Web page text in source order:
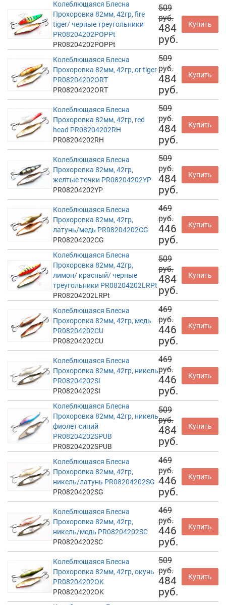
Колеблющаяся Блесна
Прохоровка 82мм, 42гр, fire
tiger/ черные треугольники
PR08204202POPPt
PR08204202POPPt
509
руб.
484
руб.
Купить
Колеблющаяся Блесна
Прохоровка 82мм, 42гр, or tiger
PR08204202ORT
PR08204202ORT
509
руб.
484
руб.
Купить
Колеблющаяся Блесна
Прохоровка 82мм, 42гр, red
head PR08204202RH
PR08204202RH
509
руб.
484
руб.
Купить
Колеблющаяся Блесна
Прохоровка 82мм, 42гр,
желтые точки PR08204202YP
PR08204202YP
509
руб.
484
руб.
Купить
Колеблющаяся Блесна
Прохоровка 82мм, 42гр,
латунь/медь PR08204202CG
PR08204202CG
469
руб.
446
руб.
Купить
Колеблющаяся Блесна
Прохоровка 82мм, 42гр,
лимон/ красный/ черные
треугольники PR08204202LRPt
PR08204202LRPt
509
руб.
484
руб.
Купить
Колеблющаяся Блесна
Прохоровка 82мм, 42гр, медь
PR08204202CU
PR08204202CU
469
руб.
446
руб.
Купить
Колеблющаяся Блесна
Прохоровка 82мм, 42гр, никель
PR08204202SI
PR08204202SI
469
руб.
446
руб.
Купить
Колеблющаяся Блесна
Прохоровка 82мм, 42гр, никель
фиолет синий
PR08204202SPUB
PR08204202SPUB
509
руб.
484
руб.
Купить
Колеблющаяся Блесна
Прохоровка 82мм, 42гр,
никель/латунь PR08204202SG
PR08204202SG
469
руб.
446
руб.
Купить
Колеблющаяся Блесна
Прохоровка 82мм, 42гр,
никель/медь PR08204202SC
PR08204202SC
469
руб.
446
руб.
Купить
Колеблющаяся Блесна
Прохоровка 82мм, 42гр, окунь
PR08204202OK
PR08204202OK
509
руб.
484
руб.
Купить